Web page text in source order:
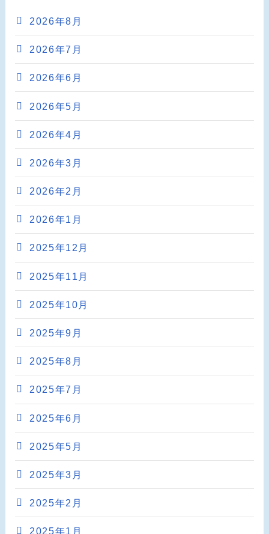
2026年8月
2026年7月
2026年6月
2026年5月
2026年4月
2026年3月
2026年2月
2026年1月
2025年12月
2025年11月
2025年10月
2025年9月
2025年8月
2025年7月
2025年6月
2025年5月
2025年3月
2025年2月
2025年1月